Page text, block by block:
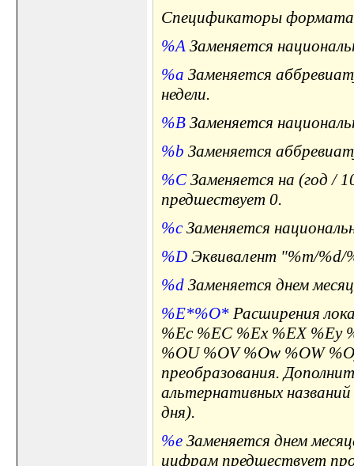
Спецификаторы формата
%A Заменяется
%a Заменяется
недели.
%B Заменяется
%b Заменяется
%C Заменяется на (год /
предшествует 0.
%c Заменяется
%D Эквивалент "%m/%d/
%d Заменяется днем
%E*%O* Расширения
%Ec %EC %Ex %EX %Ey
%OU %OV %Ow %OW
преобразования.
альтернативных названий
дня).
%e Заменяется днем
цифрам предшествует